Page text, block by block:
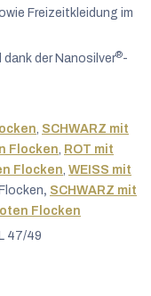
Deutsch
Freizeitkleidung im
der Nanosilver®-
, SCHWARZ mit
Flocken, ROT mit
Flocken, WEISS mit
, SCHWARZ mit
Flocken
47/49